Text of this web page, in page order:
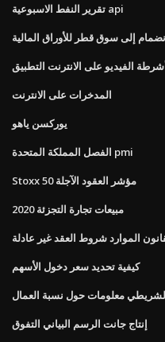
تقرير النفط الاسبوعية api
إلى سوق قطر للأوراق المالية
الفيديو على الانترنت التطبيق
المدخرات على الانترنت
يوركسن ياهو
الفصل المملكة المتحدة pmi
Stoxx 50 مؤشر العقود الآجلة
مبيعات تجارة التجزئة 2020
الموارد شروط العقد غير عادلة
كيفية تحديد سعر دخول الأسهم
معلومات حول نسبة العمال
إنتاج جانت الرسم البياني التفوق